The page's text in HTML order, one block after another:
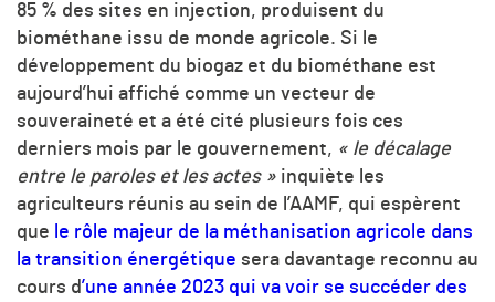
85 % des sites en injection, produisent du
biométhane issu de monde agricole. Si le
développement du biogaz et du biométhane est
aujourd’hui affiché comme un vecteur de
souveraineté et a été cité plusieurs fois ces
derniers mois par le gouvernement, « le décalage
entre le paroles et les actes » inquiète les
agriculteurs réunis au sein de l’AAMF, qui espèrent
que le rôle majeur de la méthanisation agricole dans
la transition énergétique sera davantage reconnu au
cours d’une année 2023 qui va voir se succéder des